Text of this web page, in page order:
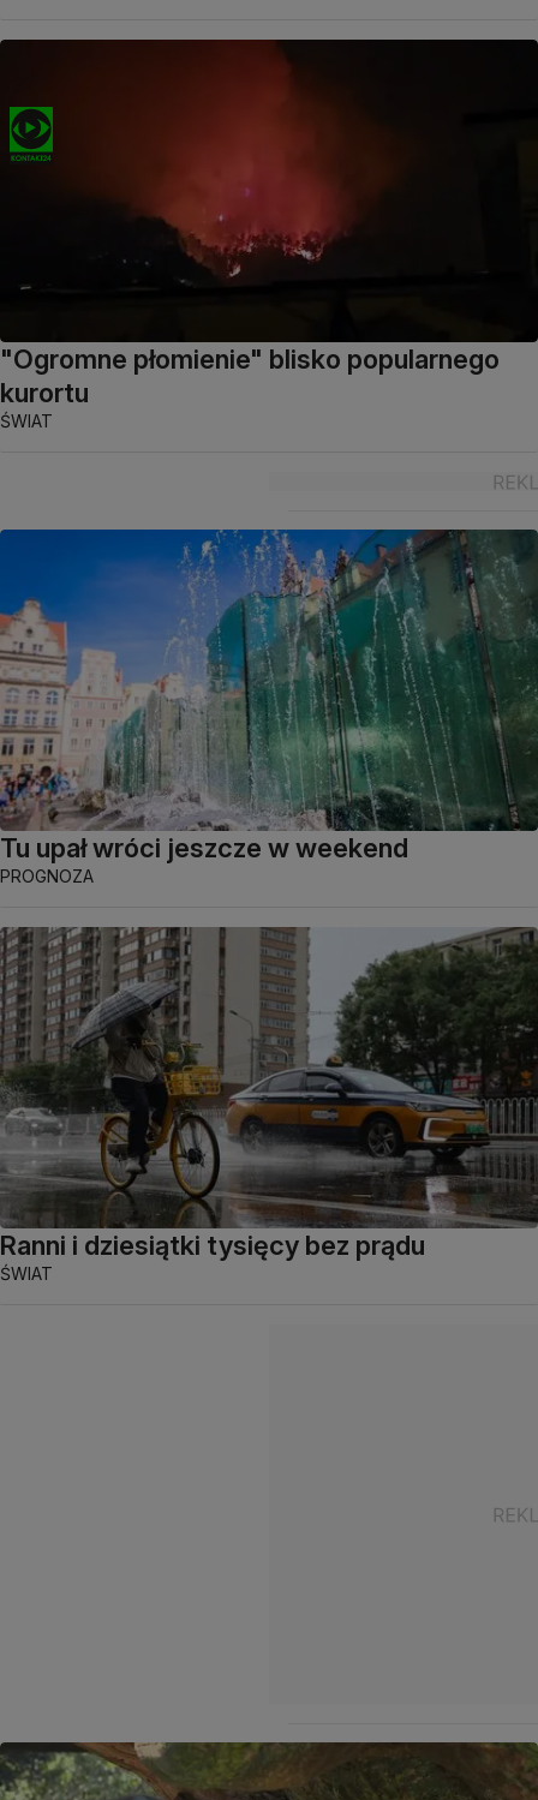
"Ogromne płomienie" blisko popularnego
kurortu
ŚWIAT
Tu upał wróci jeszcze w weekend
PROGNOZA
Ranni i dziesiątki tysięcy bez prądu
ŚWIAT